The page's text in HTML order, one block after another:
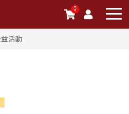
0
活動